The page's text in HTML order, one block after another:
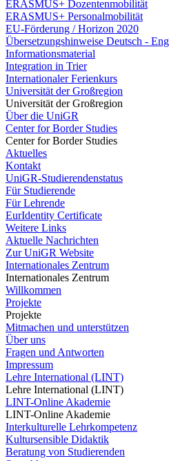
ERASMUS+ Dozentenmobilität
ERASMUS+ Personalmobilität
EU-Förderung / Horizon 2020
Übersetzungshinweise Deutsch -
Informationsmaterial
Integration in Trier
Internationaler Ferienkurs
Universität der Großregion
Universität der Großregion
Über die UniGR
Center for Border Studies
Center for Border Studies
Aktuelles
Kontakt
UniGR-Studierendenstatus
Für Studierende
Für Lehrende
EurIdentity Certificate
Weitere Links
Aktuelle Nachrichten
Zur UniGR Website
Internationales Zentrum
Internationales Zentrum
Willkommen
Projekte
Projekte
Mitmachen und unterstützen
Über uns
Fragen und Antworten
Impressum
Lehre International (LINT)
Lehre International (LINT)
LINT-Online Akademie
LINT-Online Akademie
Interkulturelle Lehrkompetenz
Kultursensible Didaktik
Beratung von Studierenden